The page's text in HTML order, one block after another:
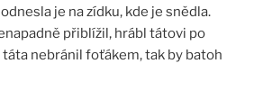
je na zídku, kde je snědla.
přiblížil, hrábl tátovi po
táta nebránil foťákem, tak by batoh